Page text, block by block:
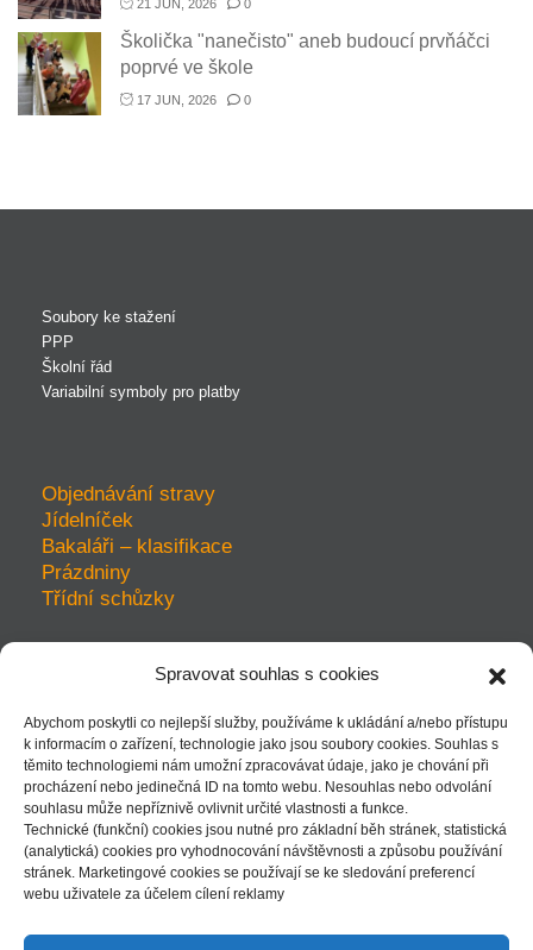
Spravovat souhlas s cookies
Abychom poskytli co nejlepší služby, používáme k ukládání a/nebo přístupu
k informacím o zařízení, technologie jako jsou soubory cookies. Souhlas s
těmito technologiemi nám umožní zpracovávat údaje, jako je chování při
procházení nebo jedinečná ID na tomto webu. Nesouhlas nebo odvolání
souhlasu může nepříznivě ovlivnit určité vlastnosti a funkce.
Technické (funkční) cookies jsou nutné pro základní běh stránek, statistická
(analytická) cookies pro vyhodnocování návštěvnosti a způsobu používání
stránek. Marketingové cookies se používají se ke sledování preferencí
webu uživatele za účelem cílení reklamy
21 JUN, 2026 0
Školička "nanečisto" aneb budoucí prvňáčci
poprvé ve škole
17 JUN, 2026 0
Soubory ke stažení
PPP
Školní řád
Variabilní symboly pro platby
Objednávání stravy
Jídelníček
Bakaláři – klasifikace
Prázdniny
Třídní schůzky
ochrana soukromí
mapa webu
kudy k nám - mapka
| přihlásit |